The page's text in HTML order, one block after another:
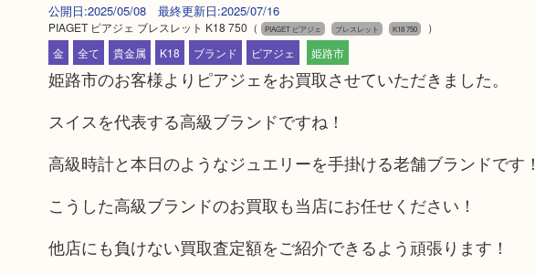
公開日:2025/05/08 最終更新日:2025/07/16
PIAGET ピアジェ ブレスレット K18 750 （ PIAGET ピアジェ ブレスレット K18 750
）
金
全て 貴金属 K18 ブランド ピアジェ 姫路市
姫路市のお客様よりピアジェをお買取させていただきました。
スイスを代表する高級ブランドですね！
高級時計と本日のようなジュエリーを手掛ける老舗ブランドです！
こうした高級ブランドのお買取も当店にお任せください！
他店にも負けない買取査定額をご紹介できるよう頑張ります！